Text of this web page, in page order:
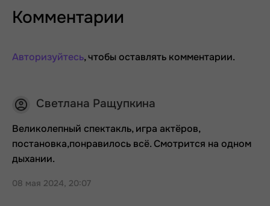
Комментарии
Авторизуйтесь, чтобы оставлять комментарии.
Светлана Ращупкина
Великолепный спектакль, игра актёров,
постановка,понравилось всё. Смотрится на одном
дыхании.
08 мая 2024, 20:07